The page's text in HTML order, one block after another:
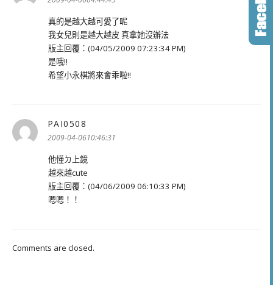
真的是越大越可愛了呢
我女兒則是越大越皮 真拿她沒辦法
版主回覆：(04/05/2009 07:23:34 PM)
是哦!!
希望小永棋將來會乖啦!!
PAI0508
示:
2009-04-0610:46:31
他懂ㄉ上鏡
越來越cute
版主回覆：(04/06/2009 06:10:33 PM)
嗯嗯！！
Comments are closed.